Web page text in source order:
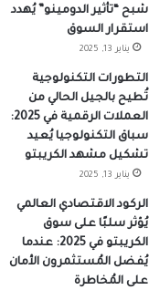
شبح “تأثير الدومينو” يُهدد
استقرار السوق
يناير 13, 2025
التطورات التكنولوجية
تُطيح بالجيل الحالي من
العملات الرقمية في 2025:
سباق التكنولوجيا يُعيد
تشكيل مشهد الكريبتو
يناير 13, 2025
الركود الاقتصادي العالمي
يُؤثر سلبًا على سوق
الكريبتو في 2025: عندما
يُفضل المُستثمرون الأمان
على المُخاطرة